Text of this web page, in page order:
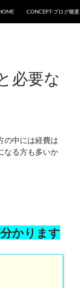
CONCEPT-ブログ概要
必要な
の中には経費は
なる方も多いか
かります